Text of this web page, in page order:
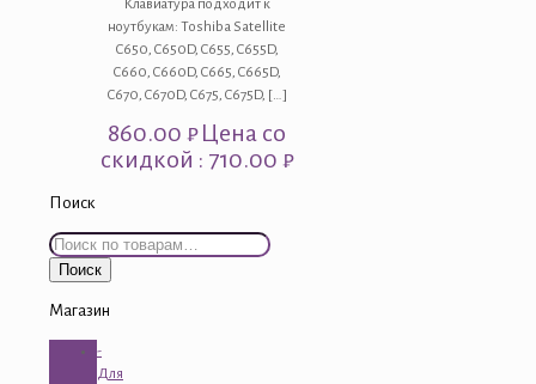
Клавиатура подходит к
ноутбукам: Toshiba Satellite
C650, C650D, C655, C655D,
C660, C660D, C665, C665D,
C670, C670D, C675, C675D, […]
860.00₽Цена со
скидкой : 710.00 ₽
Поиск
Искать:
Поиск
Магазин
-
Для